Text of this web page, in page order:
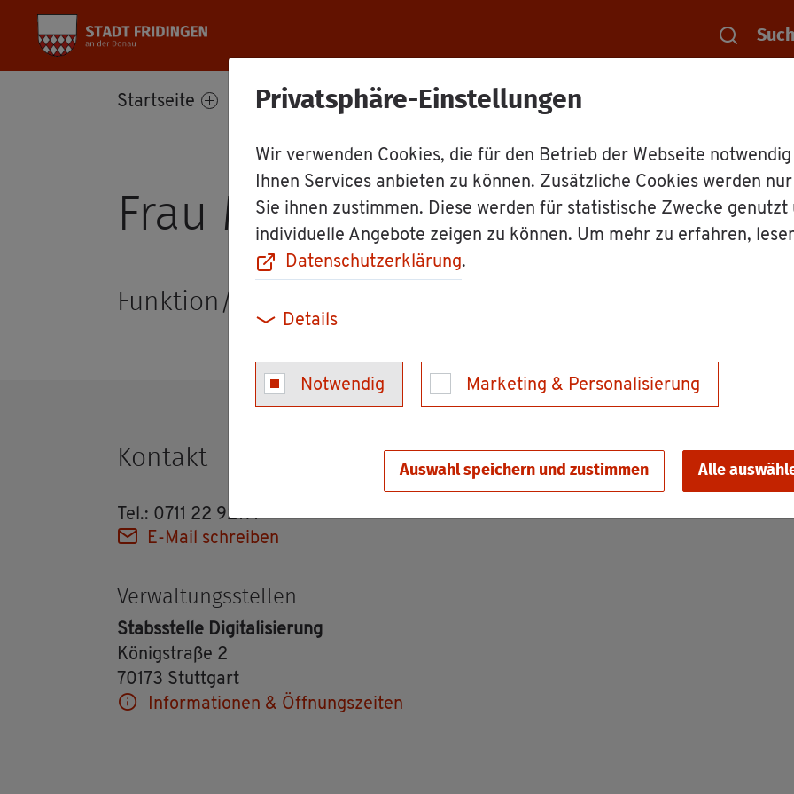
Privatsphäre-Einstellungen
Wir verwenden Cookies, die für den Betrieb der Webseite
Ihnen Services anbieten zu können. Zusätzliche Cookies werden
Sie ihnen zustimmen. Diese werden für statistische Zwecke genutzt
individuelle Angebote zeigen zu können. Um mehr zu erfahren,
Datenschutzerklärung.
Details
Notwendig Marketing & Personalisierung
Auswahl speichern und zustimmen Alle
Start­sei­te Bür­ger­ser­vice Rat­haus Mit­ar­bei­ter
Frau Mer­lin­da Av­do­so­ji
Funk­ti­on/Rolle: Pro­jekt­mit­ar­bei­te­rin "Kom­mu­na­le
Kon­takt
Tel.: 0711 22 92171
E-Mail schrei­ben
Ver­wal­tungs­stel­len
Stabs­stel­le Di­gi­ta­li­sie­rung
Kö­nig­stra­ße 2
70173 Stutt­gart
In­for­ma­tio­nen & Öff­nungs­zei­ten